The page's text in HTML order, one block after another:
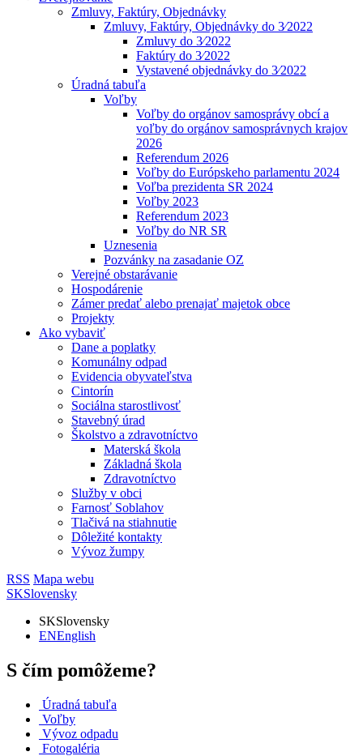
Zmluvy, Faktúry, Objednávky
Zmluvy, Faktúry, Objednávky do 3⁄2022
Zmluvy do 3⁄2022
Faktúry do 3⁄2022
Vystavené objednávky do 3⁄2022
Úradná tabuľa
Voľby
Voľby do orgánov samosprávy obcí a
voľby do orgánov samosprávnych krajov
2026
Referendum 2026
Voľby do Európskeho parlamentu 2024
Voľba prezidenta SR 2024
Voľby 2023
Referendum 2023
Voľby do NR SR
Uznesenia
Pozvánky na zasadanie OZ
Verejné obstarávanie
Hospodárenie
Zámer predať alebo prenajať majetok obce
Projekty
Ako vybaviť
Dane a poplatky
Komunálny odpad
Evidencia obyvateľstva
Cintorín
Sociálna starostlivosť
Stavebný úrad
Školstvo a zdravotníctvo
Materská škola
Základná škola
Zdravotníctvo
Služby v obci
Farnosť Soblahov
Tlačivá na stiahnutie
Dôležité kontakty
Vývoz žumpy
RSS Mapa webu
SKSlovensky
SKSlovensky
ENEnglish
S čím pomôžeme?
Úradná tabuľa
Voľby
Vývoz odpadu
Fotogaléria